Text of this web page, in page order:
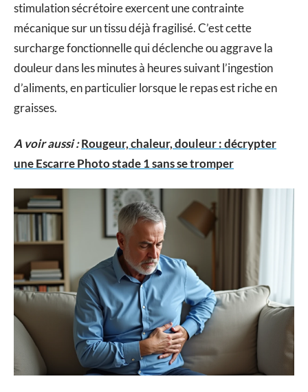
stimulation sécrétoire exercent une contrainte
mécanique sur un tissu déjà fragilisé. C’est cette
surcharge fonctionnelle qui déclenche ou aggrave la
douleur dans les minutes à heures suivant l’ingestion
d’aliments, en particulier lorsque le repas est riche en
graisses.
A voir aussi :Rougeur, chaleur, douleur : décrypter
une Escarre Photo stade 1 sans se tromper